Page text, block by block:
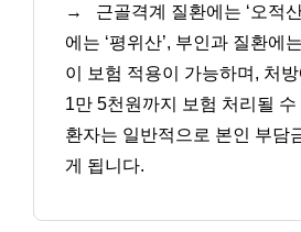
→
근골격계 질환에는 ‘오적
에는 ‘평위산’, 부인과 질환에
이 보험 적용이 가능하며, 처
1만 5천원까지 보험 처리될
환자는 일반적으로 본인 부담
게 됩니다.